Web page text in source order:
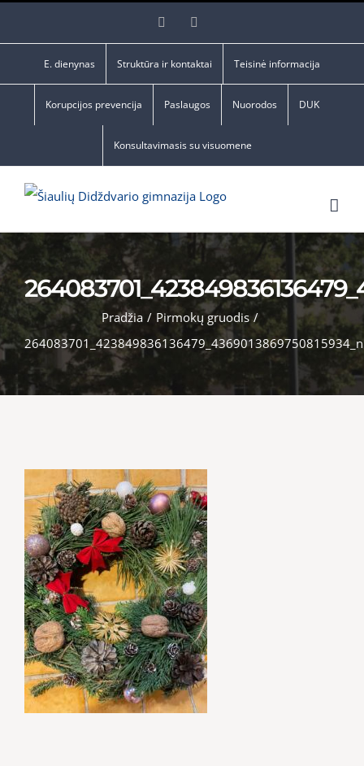
Facebook
E. dienynas Struktūra ir kontaktai Teisinė informacija
Korupcijos prevencija Paslaugos Nuorodos DUK
Konsultavimasis su visuomene
Pradžia / Pirmokų gruodis /
264083701_423849836136479_4369013869750815934_n